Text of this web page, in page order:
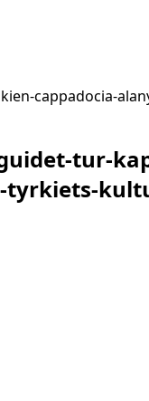
cappadocia-
tur-
tyrkiets-